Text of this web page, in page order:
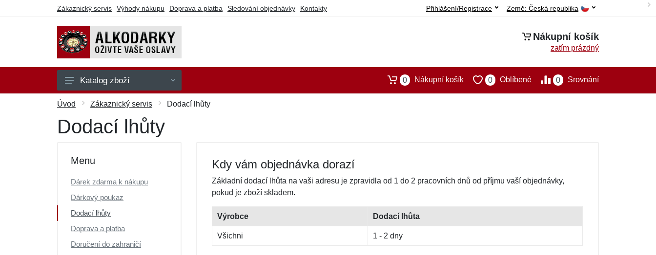
Zákaznický servis Výhody nákupu Doprava a platba Sledování objednávky Kontakty Země: Česká republika
Přihlášení/Registrace
Nákupní košík
zatím prázdný
Na hraní
Na party
Katalog zboží 0 Srovnání
0 Oblíbené
0 Nákupní košík
Úvod Zákaznický servis Dodací lhůty
Dodací lhůty
Menu
Dárek zdarma k nákupu
Dárkový poukaz
Dodací lhůty
Doprava a platba
Doručení do zahraničí
Kdy vám objednávka dorazí
Základní dodací lhůta na vaši adresu je zpravidla od 1 do 2 pracovních dnů od příjmu vaší objednávky,
pokud je zboží skladem.
Výrobce Dodací lhůta
Všichni 1 - 2 dny